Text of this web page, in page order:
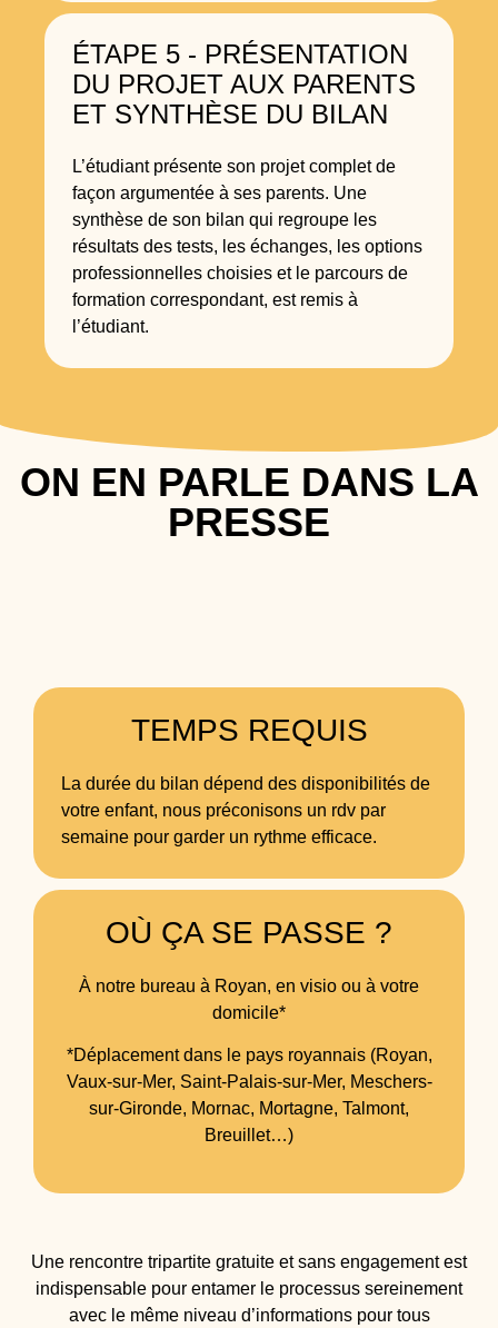
ÉTAPE 5 - PRÉSENTATION
DU PROJET AUX PARENTS
ET SYNTHÈSE DU BILAN
L’étudiant présente son projet complet de
façon argumentée à ses parents. Une
synthèse de son bilan qui regroupe les
résultats des tests, les échanges, les options
professionnelles choisies et le parcours de
formation correspondant, est remis à
l’étudiant.
ON EN PARLE DANS LA
PRESSE
TEMPS REQUIS
La durée du bilan dépend des disponibilités de
votre enfant, nous préconisons un rdv par
semaine pour garder un rythme efficace.
OÙ ÇA SE PASSE ?
À notre bureau à Royan, en visio ou à votre
domicile*
*Déplacement dans le pays royannais (Royan,
Vaux-sur-Mer, Saint-Palais-sur-Mer, Meschers-
sur-Gironde, Mornac, Mortagne, Talmont,
Breuillet…)
Une rencontre tripartite gratuite et sans engagement est
indispensable pour entamer le processus sereinement
avec le même niveau d’informations pour tous